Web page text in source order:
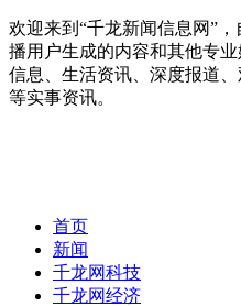
欢迎来到“千龙新闻信息网”
播用户生成的内容和其他专
信息、生活资讯、深度报道
等实事资讯。
首页
新闻
千龙网科技
千龙网经济